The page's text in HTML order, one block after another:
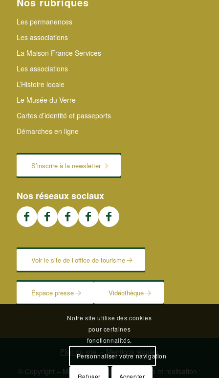
Les permanences
Les associations
La Maison France Services
Les associations
L’Histoire locale
Le Musée du Verre
Cartes d’identité et passeports
Démarches en ligne
S’inscrire à la newsletter
Nos réseaux sociaux
Voir le site de l’office de tourisme
Espace presse Vidéothèque
Plan du site – Mentions légales
© Copyright – Mairie de Blangy | Conception et réalisation :
Notre site utilise des cookies
pour certaines
fonctionnalités.
Personnaliser votre navigation